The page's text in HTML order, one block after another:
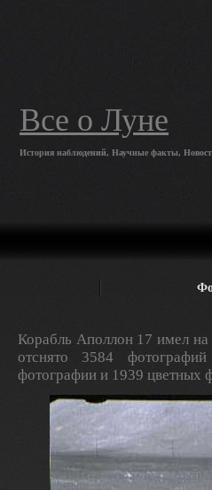
Все о Луне
История наблюдений, Научные факты,
Корабль Аполлон 17 имел
отснято 3584
фотографии и 1939 цветных